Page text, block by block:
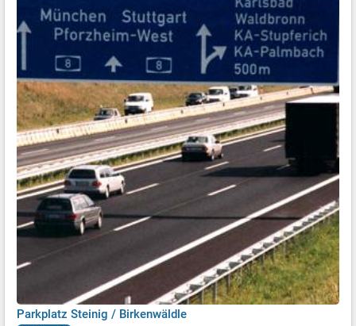
Parkplatz Steinig / Birkenwäldle